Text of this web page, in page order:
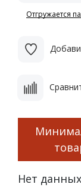
Отгружается
Нет